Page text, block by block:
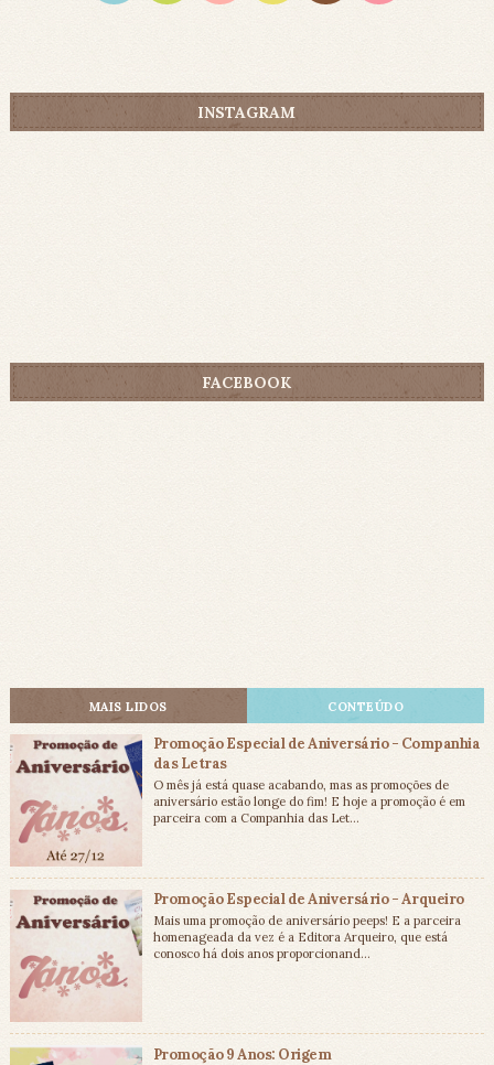
INSTAGRAM
FACEBOOK
MAIS LIDOS CONTEÚDO
Promoção Especial de Aniversário - Companhia
das Letras
O mês já está quase acabando, mas as promoções de
aniversário estão longe do fim! E hoje a promoção é em
parceira com a Companhia das Let...
Promoção Especial de Aniversário - Arqueiro
Mais uma promoção de aniversário peeps! E a parceira
homenageada da vez é a Editora Arqueiro, que está
conosco há dois anos proporcionand...
Promoção 9 Anos: Origem